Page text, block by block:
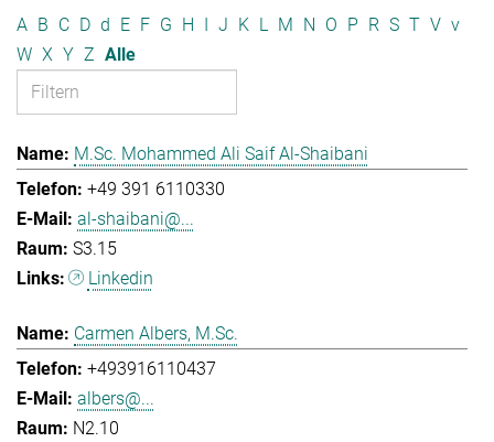
A B C D d E F G H I J K L M N O P R S T V v
W X Y Z Alle
M.Sc. Mohammed Ali Saif Al-Shaibani
+49 391 6110330
al-shaibani@...
S3.15
Linkedin
Carmen Albers, M.Sc.
+493916110437
albers@...
N2.10